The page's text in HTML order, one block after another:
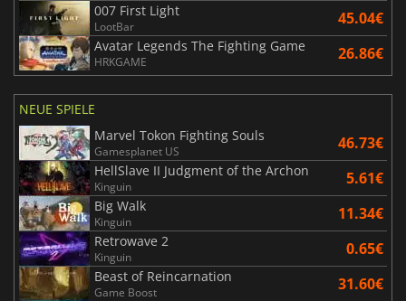
007 First Light
LootBar 45.04€
Avatar Legends The Fighting Game
HRKGAME 26.86€
NEUE SPIELE
Marvel Tokon Fighting Souls
Gamesplanet US 46.73€
HellSlave II Judgment of the Archon
Kinguin 5.61€
Big Walk
Kinguin 11.34€
Retrowave 2
Kinguin 0.65€
Beast of Reincarnation
Game Boost 31.60€